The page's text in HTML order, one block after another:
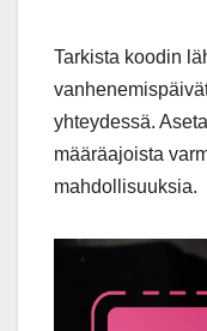
Tarkista koodin
yhteydessä.
määräajoista
mahdollisuuksia.